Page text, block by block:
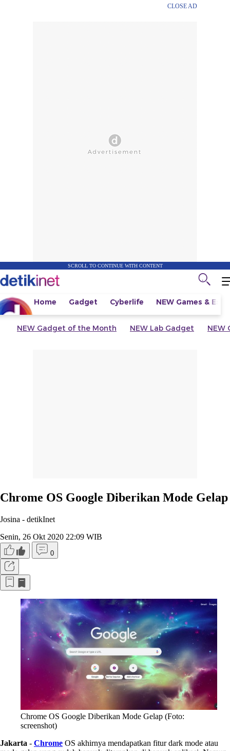
CLOSE AD
SCROLL TO CONTINUE WITH CONTENT
Home Gadget Cyberlife NEW Games &
NEW Gadget of the Month NEW Lab Gadget NEW
Chrome OS Google Diberikan Mode Gelap
Josina - detikInet
Senin, 26 Okt 2020 22:09 WIB
0
Chrome OS Google Diberikan Mode Gelap (Foto:
screenshot)
Jakarta - Chrome OS akhirnya mendapatkan fitur dark mode atau